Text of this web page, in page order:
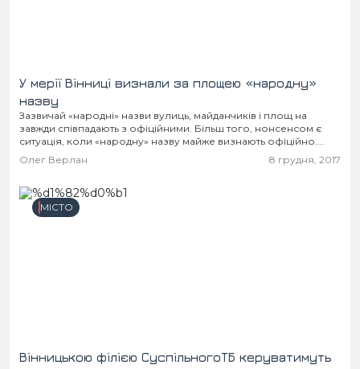
У мерії Вінниці визнали за площею «народну»
назву
Зазвичай «народні» назви вулиць, майданчиків і площ на
завжди співпадають з офіційними. Більш того, нонсенсом є
ситуація, коли «народну» назву майже визнають офіційно.
Мабуть, у Вінниці чи не вперше таке...
Олег Верлан 8 грудня, 2017
МІСТО
Вінницькою філією СуспільногоТБ керуватимуть